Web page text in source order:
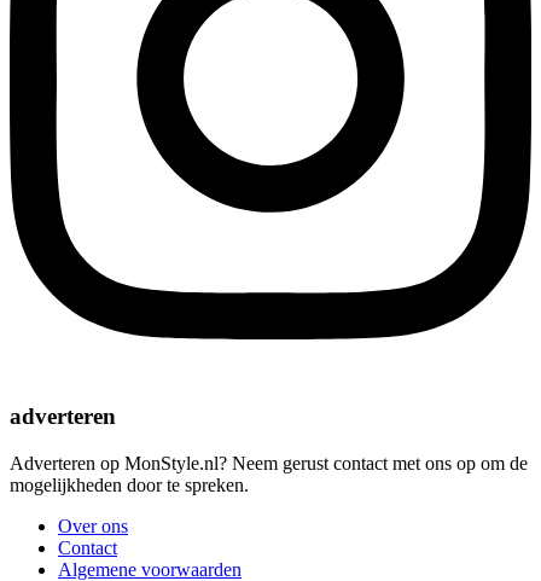
adverteren
Adverteren op MonStyle.nl? Neem gerust contact met ons op om de
mogelijkheden door te spreken.
Over ons
Contact
Algemene voorwaarden